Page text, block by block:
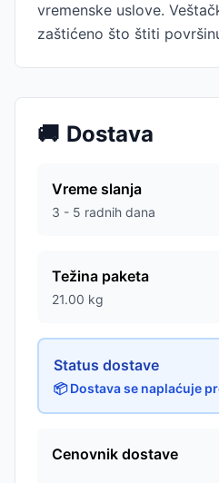
vremenske uslove.
zaštićeno što štiti
🚚 Dostava
Vreme slanja
3 - 5 radnih dana
Težina paketa
21.00 kg
Status dostave
📦 Dostava se naplaćuje
Cenovnik dostave